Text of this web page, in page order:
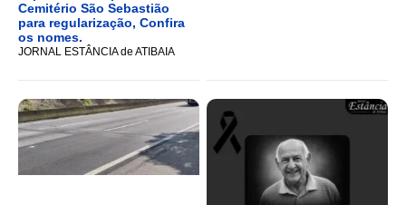
Cemitério São Sebastião
para regularização, Confira
os nomes.
JORNAL ESTÂNCIA de ATIBAIA